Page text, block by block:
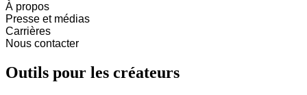
À propos
Presse et médias
Carrières
Nous contacter
Outils pour les créateurs